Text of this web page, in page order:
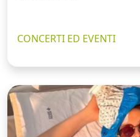
CONCERTI ED EVENTI